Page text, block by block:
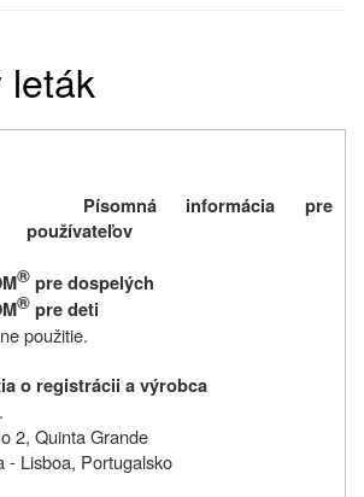
leták
Písomná informácia pre
používateľov
®pre dospelých
®pre deti
použitie.
o registrácii a výrobca
2, Quinta Grande
- Lisboa, Portugalsko